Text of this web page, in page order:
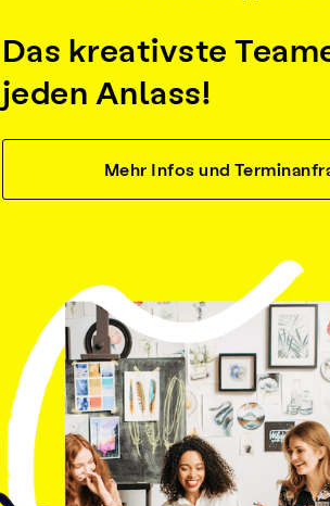
Das kreativste
jeden Anlass!
Mehr Infos und